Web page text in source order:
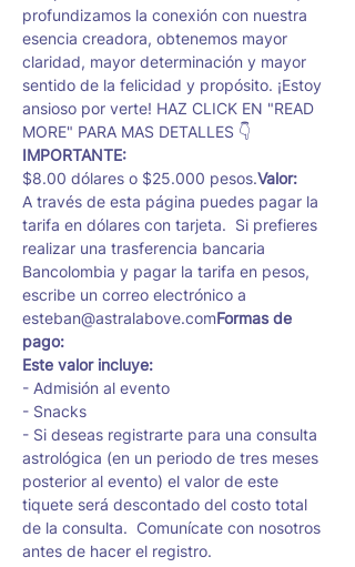
profundizamos la conexión con nuestra
esencia creadora, obtenemos mayor
claridad, mayor determinación y mayor
sentido de la felicidad y propósito. ¡Estoy
ansioso por verte! HAZ CLICK EN "READ
MORE" PARA MAS DETALLES 👇
IMPORTANTE:
$8.00 dólares o $25.000 pesos.Valor:
A través de esta página puedes pagar la
tarifa en dólares con tarjeta.  Si prefieres
realizar una trasferencia bancaria
Bancolombia y pagar la tarifa en pesos,
escribe un correo electrónico a
esteban@astralabove.comFormas de
pago:
Este valor incluye:
- Admisión al evento
- Snacks
- Si deseas registrarte para una consulta
astrológica (en un periodo de tres meses
posterior al evento) el valor de este
tiquete será descontado del costo total
de la consulta.  Comunícate con nosotros
antes de hacer el registro.